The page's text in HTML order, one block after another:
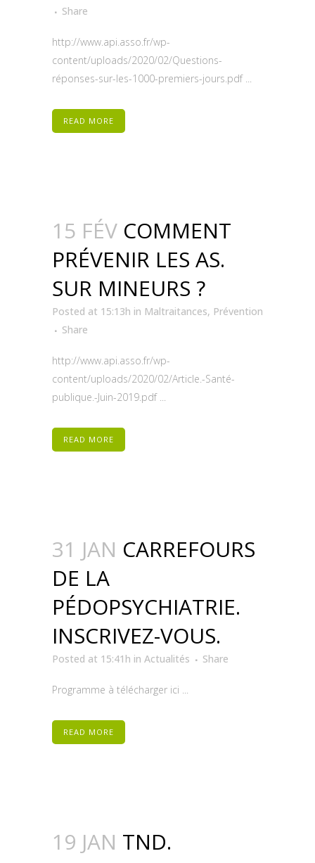
Share
http://www.api.asso.fr/wp-
content/uploads/2020/02/Questions-
réponses-sur-les-1000-premiers-jours.pdf ...
READ MORE
15 FÉV COMMENT
PRÉVENIR LES AS.
SUR MINEURS ?
Posted at 15:13h in Maltraitances, Prévention
Share
http://www.api.asso.fr/wp-
content/uploads/2020/02/Article.-Santé-
publique.-Juin-2019.pdf ...
READ MORE
31 JAN CARREFOURS
DE LA
PÉDOPSYCHIATRIE.
INSCRIVEZ-VOUS.
Posted at 15:41h in Actualités Share
Programme à télécharger ici ...
READ MORE
19 JAN TND.